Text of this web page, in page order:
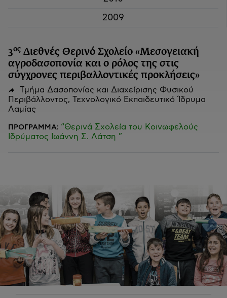
2009
3ος Διεθνές Θερινό Σχολείο «Μεσογειακή
αγροδασοπονία και ο ρόλος της στις
σύγχρονες περιβαλλοντικές προκλήσεις»
Τμήμα Δασοπονίας και Διαχείρισης Φυσικού
Περιβάλλοντος, Τεχνολογικό Εκπαιδευτικό Ίδρυμα
Λαμίας
ΠΡΟΓΡΑΜΜΑ: “Θερινά Σχολεία του Κοινωφελούς
Ιδρύματος Ιωάννη Σ. Λάτση ”